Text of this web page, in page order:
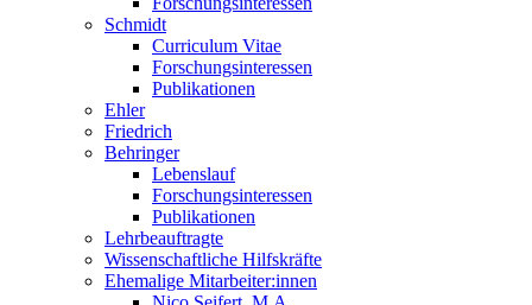
Schmidt
Curriculum Vitae
Forschungsinteressen
Publikationen
Ehler
Friedrich
Behringer
Lebenslauf
Forschungsinteressen
Publikationen
Lehrbeauftragte
Wissenschaftliche Hilfskräfte
Ehemalige Mitarbeiter:innen